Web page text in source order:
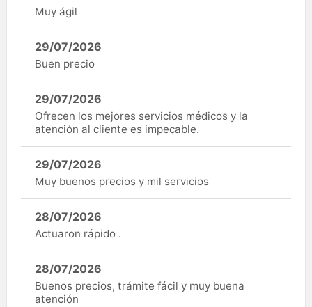
Muy ágil
29/07/2026
Buen precio
29/07/2026
Ofrecen los mejores servicios médicos y la
atención al cliente es impecable.
29/07/2026
Muy buenos precios y mil servicios
28/07/2026
Actuaron rápido .
28/07/2026
Buenos precios, trámite fácil y muy buena
atención